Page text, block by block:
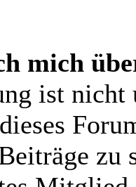
mich
ist